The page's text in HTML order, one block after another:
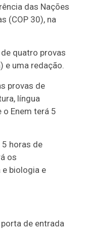
das Nações
(COP 30), na
quatro provas
e uma redação.
provas de
língua
Enem terá 5
horas de
os
biologia e
de entrada